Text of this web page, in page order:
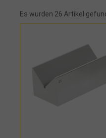
Es wurden 26 Artikel